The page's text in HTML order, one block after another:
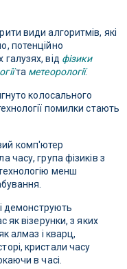
види алгоритмів, які
потенційно
від фізики
та метеорології.
колосального
помилки стають
комп'ютер
часу, група фізиків з
менш
демонструють
як візерунки, з яких
алмаз і кварц,
кристали часу
в часі.